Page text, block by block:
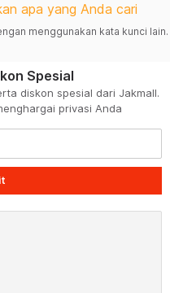
apa yang Anda cari
menggunakan kata kunci lain.
Spesial
diskon spesial dari Jakmall.
privasi Anda